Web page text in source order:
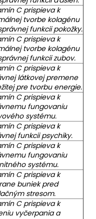
C prispieva k
tvorbe kolagénu
funkcii pokožky.
C prispieva k
tvorbe kolagénu
funkcii zubov.
C prispieva k
látkovej premene
pre tvorbu energie.
C prispieva k
fungovaniu
systému.
C prispieva k
funkcii psychiky.
C prispieva k
fungovaniu
systému.
C prispieva k
buniek pred
stresom.
C prispieva k
vyčerpania a